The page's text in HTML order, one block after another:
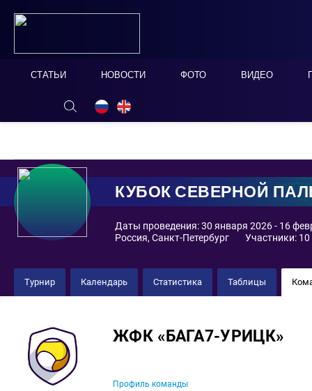
СТАТЬИ НОВОСТИ ФОТО ВИДЕО
ОНЛАЙН ТАБЛО СКРЫТЬ
КУБОК СЕВЕРНОЙ
Даты проведения: 30 января 2026 - 16
Россия, Санкт-Петербург
Участники: 10
Турнир Календарь Статистика Таблицы
ЖФК «БАГА7-УРИЦК»
Профиль команды